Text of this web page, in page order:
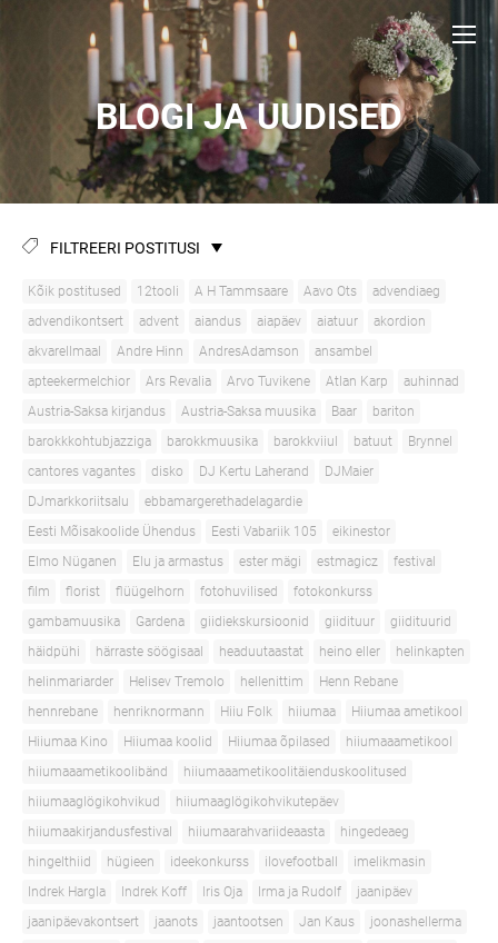
BLOGI JA UUDISED
FILTREERI POSTITUSI
Kõik postitused 12tooli A H Tammsaare Aavo Ots
advendiaeg
advendikontsert
advent aiandus aiapäev aiatuur
akordion
akvarellmaal
Andre Hinn AndresAdamson
ansambel
apteekermelchior
Ars Revalia Arvo Tuvikene Atlan Karp
auhinnad
Austria-Saksa kirjandus
Austria-Saksa muusika Baar
bariton
barokkkohtubjazziga
barokkmuusika barokkviiul batuut
Brynnel
cantores vagantes
disko DJ Kertu Laherand
DJMaier
DJmarkkoriitsalu
ebbamargerethadelagardie
Eesti Mõisakoolide Ühendus
Eesti Vabariik 105
eikinestor
Elmo Nüganen
Elu ja armastus ester mägi estmagicz
festival
film
florist flüügelhorn fotohuvilised
fotokonkurss
gambamuusika
Gardena giidiekskursioonid giidituur
giidituurid
häidpühi
härraste söögisaal headuutaastat heino eller
helinkapten
helinmariarder
Helisev Tremolo hellenittim
Henn Rebane
hennrebane
henriknormann Hiiu Folk hiiumaa
Hiiumaa ametikool
Hiiumaa Kino
Hiiumaa koolid Hiiumaa õpilased
hiiumaaametikool
hiiumaaametikoolibänd
hiiumaaametikoolitäienduskoolitused
hiiumaaglögikohvikud
hiiumaaglögikohvikutepäev
hiiumaakirjandusfestival
hiiumaarahvariideaasta
hingedeaeg
hingelthiid
hügieen ideekonkurss ilovefootball
imelikmasin
Indrek Hargla
Indrek Koff Iris Oja Irma ja Rudolf
jaanipäev
jaanipäevakontsert
jaanots jaantootsen Jan Kaus
joonashellerma